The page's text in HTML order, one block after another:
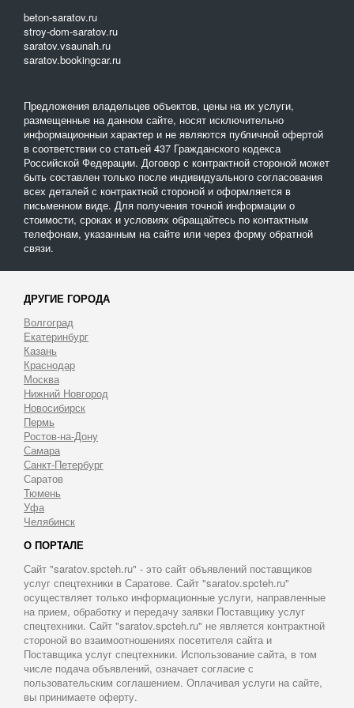
провести работы самостоятельно в любое удобное время.
beton-saratov.ru
stroy-dom-saratov.ru
saratov.vsaunah.ru
saratov.bookingcar.ru
Предложения владельцев объектов, цены на их услуги,
размещенные на данном сайте, носят исключительно
информационныи характер и не являются публичной офертой
в соответствии со статьей 437 Гражданского кодекса
Российской Федерации. Договор с контрактной стороной может
быть составлен только после индивидуального согласования
всех деталей с контрактной стороной и оформляется в
письменном виде. Для получения точной информации о
стоимости, сроках и условиях обращайтесь по контактным
телефонам, указанным на сайте или через форму обратной
связи.
ДРУГИЕ ГОРОДА
Волгоград
Екатеринбург
Казань
Краснодар
Москва
Нижний Новгород
Новосибирск
Пермь
Ростов-на-Дону
Самара
Санкт-Петербург
Саратов
Тюмень
Уфа
Челябинск
О ПОРТАЛЕ
Сайт "saratov.spcteh.ru" - это сайт объявлений поставщиков
услуг спецтехники в Саратове. Сайт "saratov.spcteh.ru"
осуществляет только информационные услуги, направленные
на прием, обработку и передачу заявки Поставщику услуг
спецтехники. Сайт "saratov.spcteh.ru" не является контрактной
стороной во взаимоотношениях посетителя сайта и
Поставщика услуг спецтехники. Использование сайта, в том
числе подача объявлений, означает согласие с
пользовательским соглашением. Оплачивая услуги на сайте,
вы принимаете оферту.